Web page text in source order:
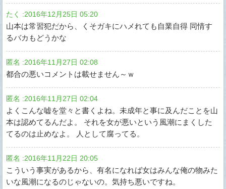
たく :2016年12月25日 05:20
山本は常習犯だから、くそガキにハメれても自業自得 同情す
るバカもどうかな
匿名 :2016年11月27日 02:08
都合の悪いコメントは載せません～ｗ
匿名 :2016年11月27日 02:04
よくこんな嘘を堂々と書くよね。未成年と事に及んだことを山
本は認めてるんだよ。 それを女が悪いという風潮にまくした
てるのは止めなよ。 人として腐ってる。
匿名 :2016年11月22日 20:05
こういう事実があるから、有名になれば女はみんな俺の物みた
いな風潮になるのじゃないの。気持ち悪いですね。